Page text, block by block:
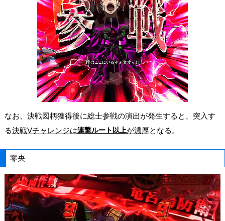
なお、決戦図柄獲得後に総士参戦の演出が発生すると、突入す
る決戦Vチャレンジは連撃ルート以上が濃厚となる。
零央